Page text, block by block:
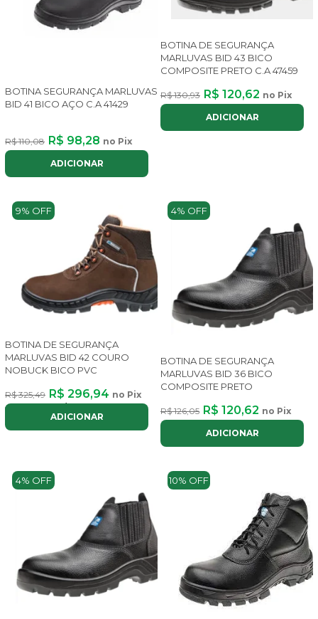
BOTINA SEGURANÇA MARLUVAS
BID 41 BICO AÇO C.A 41429
R$ 110,08 R$ 98,28 no Pix
ADICIONAR
BOTINA DE SEGURANÇA
MARLUVAS BID 43 BICO
COMPOSITE PRETO C.A 47459
R$ 130,93 R$ 120,62 no Pix
ADICIONAR
9% OFF
BOTINA DE SEGURANÇA
MARLUVAS BID 42 COURO
NOBUCK BICO PVC
R$ 325,49 R$ 296,94 no Pix
ou até
ADICIONAR
4% OFF
BOTINA DE SEGURANÇA
MARLUVAS BID 36 BICO
COMPOSITE PRETO
R$ 126,05 R$ 120,62 no Pix
ADICIONAR
4% OFF 10% OFF